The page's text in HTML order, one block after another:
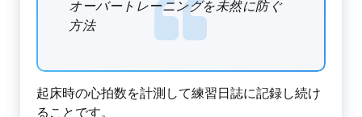
オーバートレーニングを未然に防ぐ
方法
起床時の心拍数を計測して練習日誌に記録し続け
ることです。